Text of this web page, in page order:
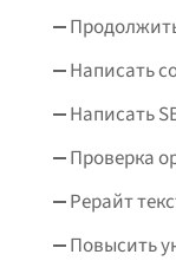
Написать
Написать
Проверка
Рерайт
Повысить